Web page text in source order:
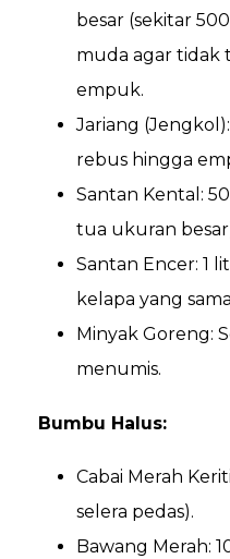
besar (sekitar
muda agar tidak
empuk.
Jariang
rebus hingga
Santan Kental:
tua ukuran
Santan Encer: 1
kelapa yang
Minyak Goreng:
menumis.
Bumbu Halus:
Cabai Merah
selera pedas).
Bawang Merah: